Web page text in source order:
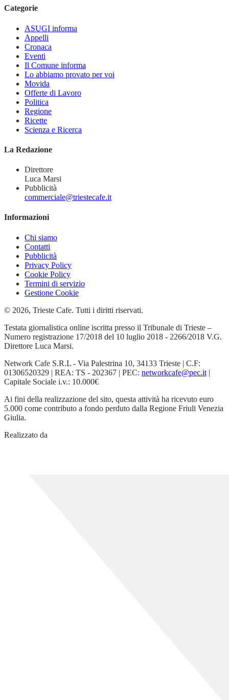
Categorie
ASUGI informa
Appelli
Cronaca
Eventi
Il Comune informa
Lo abbiamo provato per voi
Movida
Offerte di Lavoro
Politica
Regione
Ricette
Scienza e Ricerca
La Redazione
Direttore
Luca Marsi
Pubblicità
commerciale@triestecafe.it
Informazioni
Chi siamo
Contatti
Pubblicità
Privacy Policy
Cookie Policy
Termini di servizio
Gestione Cookie
© 2026, Trieste Cafe. Tutti i diritti riservati.
Testata giornalistica online iscritta presso il Tribunale di Trieste –
Numero registrazione 17/2018 del 10 luglio 2018 - 2266/2018 V.G.
Direttore Luca Marsi.
Network Cafe S.R.L - Via Palestrina 10, 34133 Trieste | C.F:
01306520329 | REA: TS - 202367 | PEC: networkcafe@pec.it |
Capitale Sociale i.v.: 10.000€
Ai fini della realizzazione del sito, questa attività ha ricevuto euro
5.000 come contributo a fondo perduto dalla Regione Friuli Venezia
Giulia.
Realizzato da